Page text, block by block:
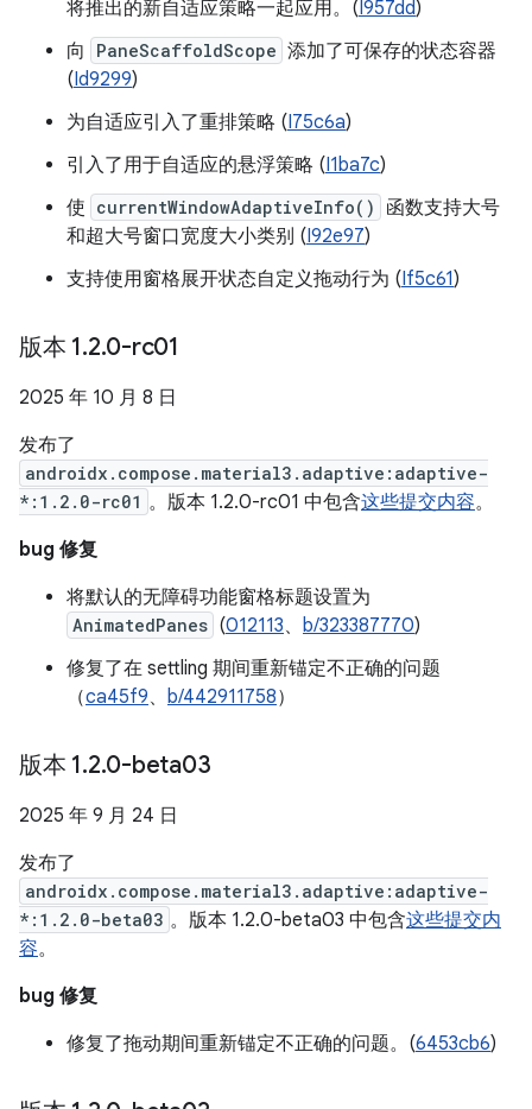
将推出的新自适应策略一起应用。(I957dd)
向
PaneScaffoldScope 添加了可保存的状态容器
(Id9299)
为自适应引入了重排策略 (I75c6a)
引入了用于自适应的悬浮策略 (I1ba7c)
使 currentWindowAdaptiveInfo()
函数支持大号
和超大号窗口宽度大小类别 (I92e97)
支持使用窗格展开状态自定义拖动行为 (If5c61)
版本 1.2.0-rc01
2025 年 10 月 8 日
发布了
androidx.compose.material3.adaptive:adaptive-
*:1.2.0-rc01 。版本 1.2.0-rc01 中包含这些提交内容。
bug 修复
将默认的无障碍功能窗格标题设置为
AnimatedPanes (012113、 b/323387770)
修复了在 settling 期间重新锚定不正确的问题
（ca45f9、 b/442911758）
版本 1.2.0-beta03
2025 年 9 月 24 日
发布了
androidx.compose.material3.adaptive:adaptive-
*:1.2.0-beta03 。版本 1.2.0-beta03 中包含这些提交内
容。
bug 修复
修复了拖动期间重新锚定不正确的问题。(6453cb6)